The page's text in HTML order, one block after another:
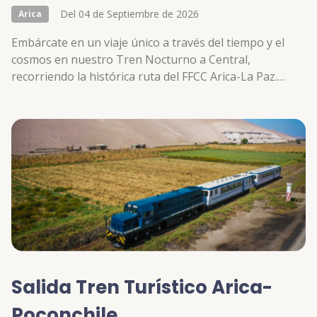
Arica Del 04 de Septiembre de 2026
Embárcate en un viaje único a través del tiempo y el
cosmos en nuestro Tren Nocturno a Central,
recorriendo la histórica ruta del FFCC Arica-La Paz.
deshabitado que cobra vida bajo un cielo repleto de
estrellas. Descubre la magia del cielo nocturno
acompañado de grupos de astronomía y sus
telescopios. Durante este viaje de 3 horas, atravesarás
paisajes impresionantes como el Valle de Lluta,
llegando a 1,400 metros sobre el nivel del mar, donde la
contaminación lumínica es inexistente y el cielo brilla
en…
Salida Tren Turístico Arica-